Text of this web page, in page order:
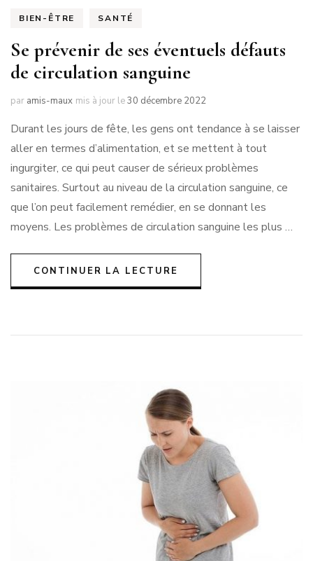
BIEN-ÊTRE SANTÉ
Se prévenir de ses éventuels défauts
de circulation sanguine
par amis-maux mis à jour le30 décembre 2022
Durant les jours de fête, les gens ont tendance à se laisser
aller en termes d’alimentation, et se mettent à tout
ingurgiter, ce qui peut causer de sérieux problèmes
sanitaires. Surtout au niveau de la circulation sanguine, ce
que l’on peut facilement remédier, en se donnant les
moyens. Les problèmes de circulation sanguine les plus …
CONTINUER LA LECTURE